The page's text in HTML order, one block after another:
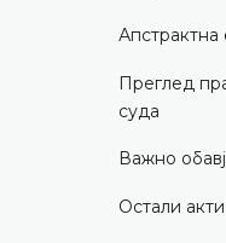
Апстрактна
Преглед
суда
Важно
Остали акти